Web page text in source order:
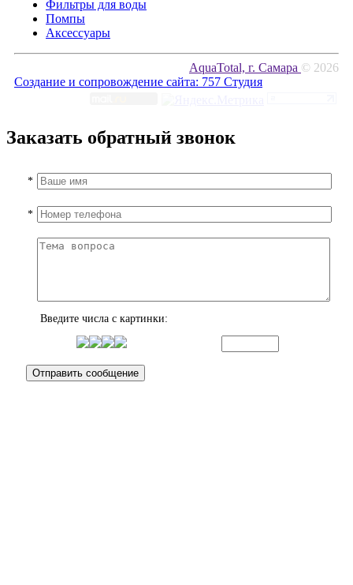
Фильтры для воды
Помпы
Аксессуары
AquaTotal, г. Самара © 2026
Создание и сопровождение сайта: 757 Студия
Заказать обратный звонок
*
*
Введите числа с картинки: